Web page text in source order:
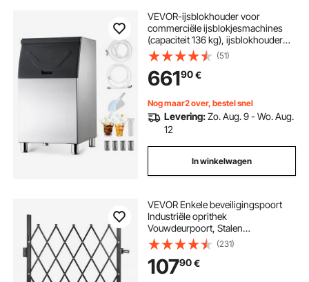
VEVOR-ijsblokhouder voor
commerciële ijsblokjesmachines
(capaciteit 136 kg), ijsblokhouder
van roestvrij staal met in hoogte
verstelbare rubberen voetjes, voor
restaurants (alleen blokhouder)
(51)
66190€
Nog maar2 over, bestel snel
Levering:Zo. Aug. 9 - Wo. Aug.
12
In winkelwagen
VEVOR Enkele beveiligingspoort
Industriële oprithek
Vouwdeurpoort, Stalen
beveiligingspoort, Flexibele
uitbreidbare beveiligingspoort,
360° rolhek, Schaarpoort met
hangslot
(231)
10790€